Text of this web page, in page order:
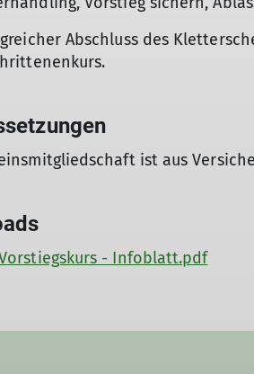
Abschluss des
ist aus
- Infoblatt.pdf